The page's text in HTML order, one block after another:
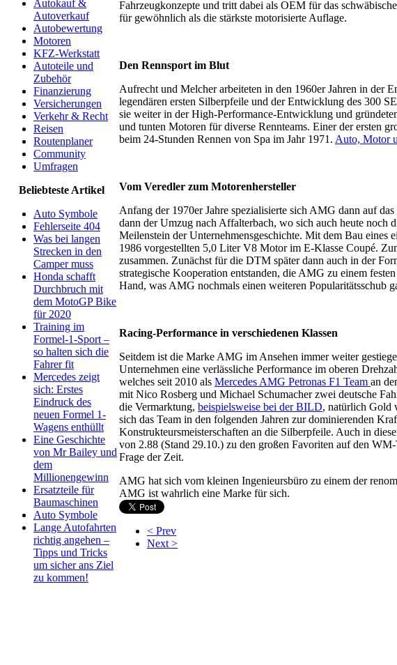
Autokauf &
Autoverkauf
Autobewertung
Motoren
KFZ-Werkstatt
Autoteile und
Zubehör
Finanzierung
Versicherungen
Verkehr & Recht
Reisen
Routenplaner
Community
Umfragen
Beliebteste Artikel
Auto Symbole
Fehlerseite 404
Was bei langen
Strecken in den
Camper muss
Honda schafft
Durchbruch mit
dem MotoGP Bike
für 2020
Training im
Formel-1-Sport –
so halten sich die
Fahrer fit
Mercedes zeigt
sich: Erstes
Eindruck des
neuen Formel 1-
Wagens enthüllt
Eine Geschichte
von Mr Bailey und
dem
Millionengewinn
Ersatzteile für
Baumaschinen
Auto Symbole
Lange Autofahrten
richtig angehen –
Tipps und Tricks
um sicher ans Ziel
zu kommen!
Fahrzeugkonzepte und tritt dabei als OEM für das
für gewöhnlich als die stärkste motorisierte Auflage.
Den Rennsport im Blut
Aufrecht und Melcher arbeiteten in den 1960er Jahren in der
legendären ersten Silberpfeile und der Entwicklung des 300
sie weiter in der High-Performance-Entwicklung und
und tunten Motoren für diverse Rennteams. Einer der ersten
beim 24-Stunden Rennen von Spa im Jahr 1971. Auto, Motor
Vom Veredler zum Motorenhersteller
Anfang der 1970er Jahre spezialisierte sich AMG dann auf
dann der Umzug nach Affalterbach, wo sich auch heute noch
Meilenstein der Unternehmensgeschichte. Mit dem Bau
1986 vorgestellten 5,0 Liter V8 Motor im E-Klasse Coupé.
zusammen. Zunächst für die DTM später dann auch in der
strategische Kooperation entstanden, die AMG zu einem
Hand, was AMG nochmals einen weiteren Popularitätsschub
Racing-Performance in verschiedenen Klassen
Seitdem ist die Marke AMG im Ansehen immer weiter
Unternehmen eine verlässliche Performance im oberen
welches seit 2010 als Mercedes AMG Petronas F1 Team an
mit Nico Rosberg und Michael Schumacher zwei deutsche
die Vermarktung, beispielsweise bei der BILD, natürlich Gold
sich das Team in den folgenden Jahren zur dominierenden
Konstrukteursmeisterschaften an die Silberpfeile. Auch in
von 2.88 (Stand 29.10.) zu den großen Favoriten auf den
Frage der Zeit.
AMG hat sich vom kleinen Ingenieursbüro zu einem der
AMG ist wahrlich eine Marke für sich.
< Prev
Next >